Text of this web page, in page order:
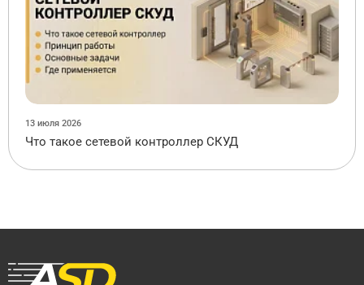
13 июля 2026
Что такое сетевой контроллер СКУД